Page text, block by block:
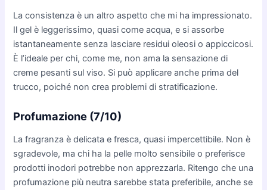
La consistenza è un altro aspetto che mi ha impressionato.
Il gel è leggerissimo, quasi come acqua, e si assorbe
istantaneamente senza lasciare residui oleosi o appiccicosi.
È l’ideale per chi, come me, non ama la sensazione di
creme pesanti sul viso. Si può applicare anche prima del
trucco, poiché non crea problemi di stratificazione.
Profumazione (7/10)
La fragranza è delicata e fresca, quasi impercettibile. Non è
sgradevole, ma chi ha la pelle molto sensibile o preferisce
prodotti inodori potrebbe non apprezzarla. Ritengo che una
profumazione più neutra sarebbe stata preferibile, anche se